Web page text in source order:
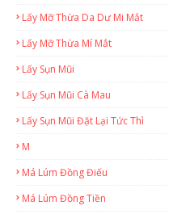
Lấy Mỡ Thừa Da Dư Mi Mắt
Lấy Mỡ Thừa Mí Mắt
Lấy Sụn Mũi
Lấy Sụn Mũi Cà Mau
Lấy Sụn Mũi Đặt Lại Tức Thì
M
Má Lúm Đồng Điếu
Má Lúm Đồng Tiền